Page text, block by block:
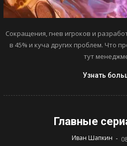
Сокращения, гнев игроков и
в 45% и куча других проблем. Что
тут
Узнать
Главные
Иван Шапкин -